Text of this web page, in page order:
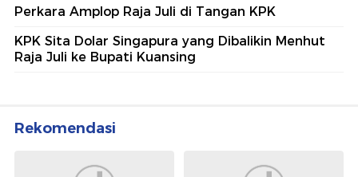
Perkara Amplop Raja Juli di Tangan KPK
KPK Sita Dolar Singapura yang Dibalikin Menhut
Raja Juli ke Bupati Kuansing
Rekomendasi